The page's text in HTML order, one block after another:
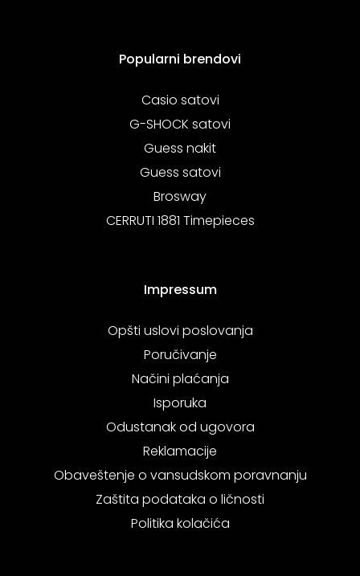
Popularni brendovi
Casio satovi
G-SHOCK satovi
Guess nakit
Guess satovi
Brosway
CERRUTI 1881 Timepieces
Impressum
Opšti uslovi poslovanja
Poručivanje
Načini plaćanja
Isporuka
Odustanak od ugovora
Reklamacije
Obaveštenje o vansudskom poravnanju
Zaštita podataka o ličnosti
Politika kolačića